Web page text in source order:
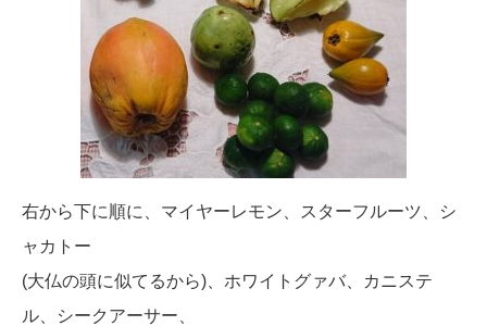
右から下に順に、マイヤーレモン、スターフルーツ、シ
ャカトー
(大仏の頭に似てるから)、ホワイトグァバ、カニステ
ル、シークアーサー、